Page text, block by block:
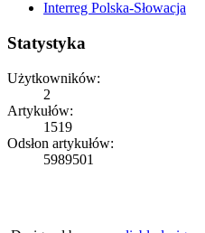
Interreg Polska-Słowacja
Statystyka
Użytkowników:
2
Artykułów:
1519
Odsłon artykułów:
5989501